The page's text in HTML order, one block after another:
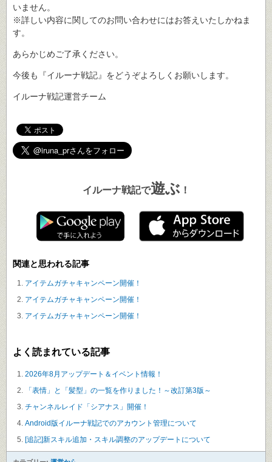
いません。
※詳しい内容に関してのお問い合わせにはお答えいたしかねま
す。
あらかじめご了承ください。
今後も『イルーナ戦記』をどうぞよろしくお願いします。
イルーナ戦記運営チーム
イルーナ戦記で遊ぶ ！
関連と思われる記事
アイテムガチャキャンペーン開催！
アイテムガチャキャンペーン開催！
アイテムガチャキャンペーン開催！
よく読まれている記事
2026年8月アップデート＆イベント情報！
「表情」と「髪型」の一覧を作りました！～改訂第3版～
チャンネルレイド「シアナス」開催！
Android版イルーナ戦記でのアカウント管理について
[追記]新スキル追加・スキル調整のアップデートについて